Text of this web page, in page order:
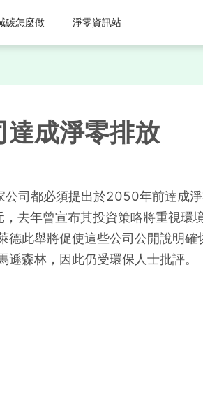
碳怎麼做 淨零資訊站
達成淨零排放
司都必須提出於2050年前達成淨
去年曾宣布其投資策略將重視環
此舉將促使這些公司公開說明確
森林，因此仍受環保人士批評。